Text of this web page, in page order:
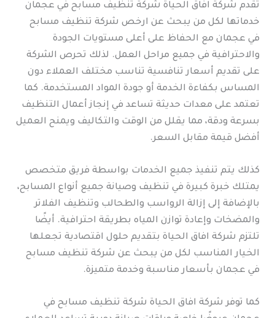
تقدم شركة افاق الحياة شركة تنظيف مسابح في عجمان
خدماتها لكل من يبحث عن ارخص شركة تنظيف مسابح
في عجمان مع الحفاظ على أعلى مستويات الجودة
والاحترافية في جميع مراحل العمل. لذلك تحرص الشركة
على تقديم أسعار تنافسية تناسب مختلف العملاء دون
المساس بكفاءة الخدمة أو جودة المواد المستخدمة. كما
تعتمد على معدات حديثة تساعد في إنجاز أعمال التنظيف
بسرعة ودقة، مما يقلل من الوقت والتكاليف ويمنح العميل
أفضل قيمة مقابل السعر.
كذلك يتم تنفيذ جميع الخدمات بواسطة فريق متخصص
يمتلك خبرة كبيرة في تنظيف وصيانة جميع أنواع المسابح،
بالإضافة إلى إزالة الرواسب والطحالب وتنظيف الفلاتر
والمضخات وإعادة توازن المياه بطريقة احترافية. أيضًا
تلتزم شركة افاق الحياة بتقديم حلول اقتصادية تجعلها
الخيار المناسب لكل من يبحث عن شركة تنظيف مسابح
في عجمان بأسعار مناسبة وخدمة متميزة.
كما توفر شركة افاق الحياة شركة تنظيف مسابح في